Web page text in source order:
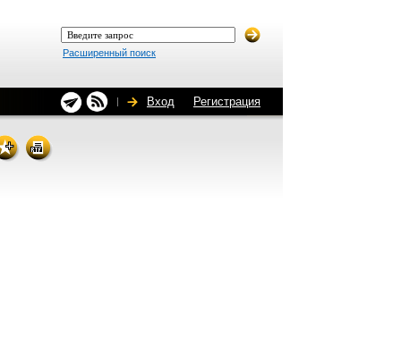
Расширенный поиск
Вход Регистрация